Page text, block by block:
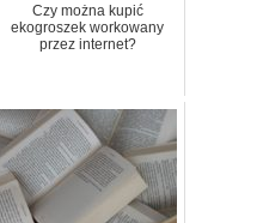
Czy można kupić
ekogroszek workowany
przez internet?